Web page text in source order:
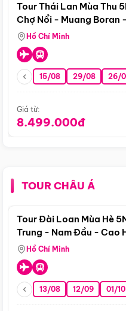
Tour Thái Lan Mùa Thu
Chợ Nổi - Muang Boran
Hồ Chí Minh
15/08 29/08 26/
Giá từ:
8.499.000đ
TOUR CHÂU Á
Tour Đài Loan Mùa Hè
Trung - Nam Đầu - Cao
Hồ Chí Minh
13/08 12/09 01/10